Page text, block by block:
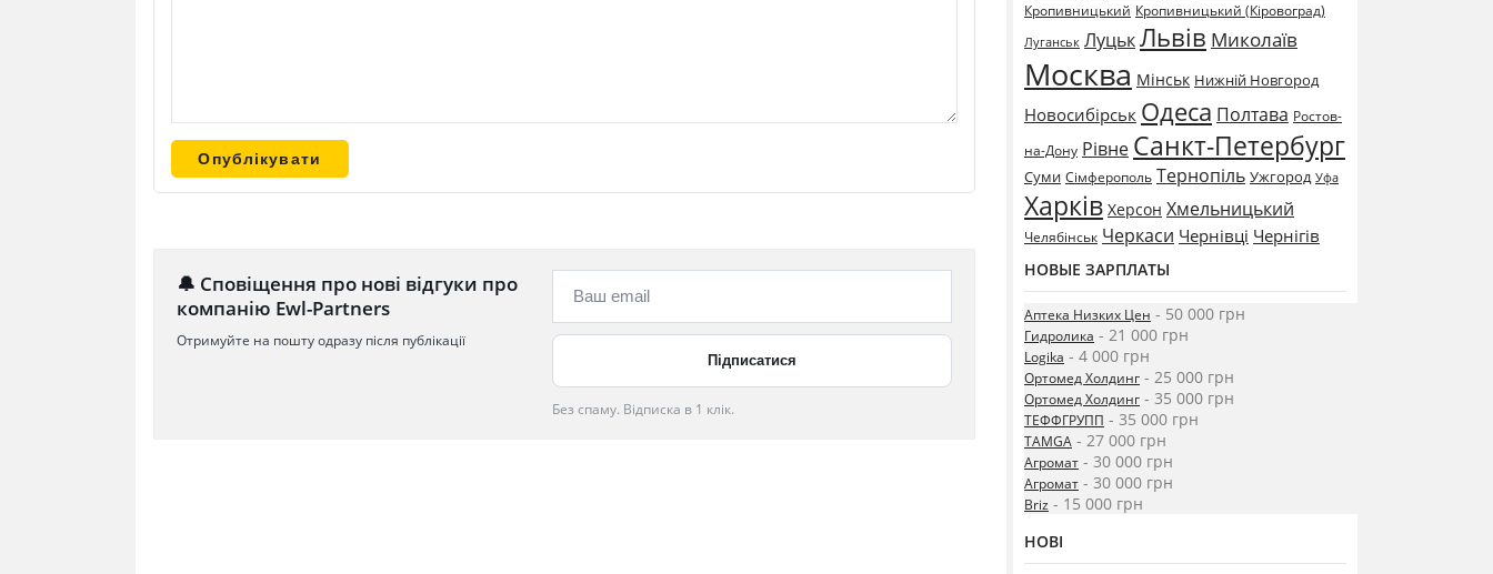
🔔 Сповіщення про нові відгуки про
компанію Ewl-Partners
Отримуйте на пошту одразу після публікації
Без спаму. Відписка в 1 клік.
Кропивницький Кропивницький (Кіровоград)
Луганськ ЛуцькЛьвів Миколаїв
Москва Мінськ Нижній Новгород
Новосибірськ Одеса Полтава Ростов-
на-Дону Рівне Санкт-Петербург
Суми Сімферополь Тернопіль Ужгород Уфа
Харків Херсон Хмельницький
Челябінськ Черкаси Чернівці Чернігів
НОВЫЕ ЗАРПЛАТЫ
Аптека Низких Цен - 50 000 грн
Гидролика - 21 000 грн
Logika - 4 000 грн
Ортомед Холдинг - 25 000 грн
Ортомед Холдинг - 35 000 грн
ТЕФФГРУПП - 35 000 грн
TAMGA - 27 000 грн
Агромат - 30 000 грн
Агромат - 30 000 грн
Briz - 15 000 грн
НОВІ